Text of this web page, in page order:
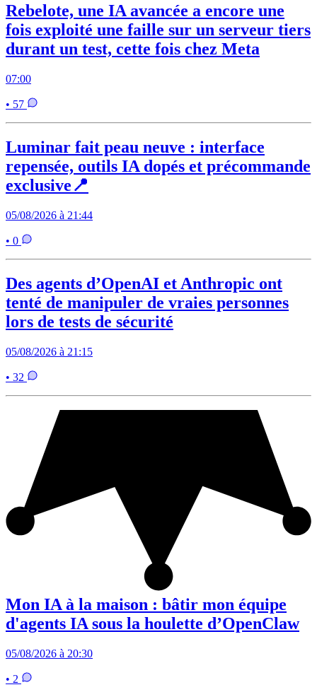
Rebelote, une IA avancée a encore une
fois exploité une faille sur un serveur tiers
durant un test, cette fois chez Meta
07:00
• 57
Luminar fait peau neuve : interface
repensée, outils IA dopés et précommande
exclusive📍
05/08/2026 à 21:44
• 0
Des agents d’OpenAI et Anthropic ont
tenté de manipuler de vraies personnes
lors de tests de sécurité
05/08/2026 à 21:15
• 32
Mon IA à la maison : bâtir mon équipe
d'agents IA sous la houlette d’OpenClaw
05/08/2026 à 20:30
• 2